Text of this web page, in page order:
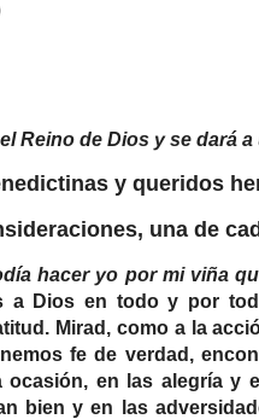
Reino de Dios y se dará
y queridos
una de
hacer yo por mi viña
a Dios en todo y por
Mirad, como a la
fe de verdad,
en las alegría y
bien y en las